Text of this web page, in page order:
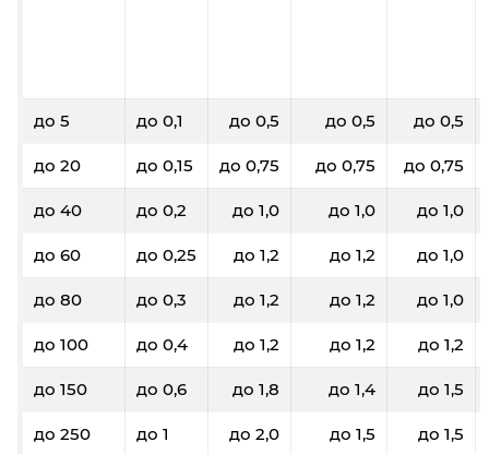
до 5 до 0,1 до 0,5 до 0,5 до 0,5
до 20 до 0,15 до 0,75 до 0,75 до 0,75
до 40 до 0,2 до 1,0 до 1,0 до 1,0
до 60 до 0,25 до 1,2 до 1,2 до 1,0
до 80 до 0,3 до 1,2 до 1,2 до 1,0
до 100 до 0,4 до 1,2 до 1,2 до 1,2
до 150 до 0,6 до 1,8 до 1,4 до 1,5
до 250 до 1 до 2,0 до 1,5 до 1,5